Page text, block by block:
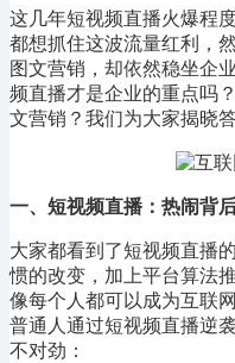
这几年短视频直播火爆程
都想抓住这波流量红利，
图文营销，却依然稳坐企
频直播才是企业的重点吗
文营销？我们为大家揭晓答
一、 短视频直播：热闹背
大家都看到了短视频直播
惯的改变，加上平台算法
像每个人都可以成为互联
普通人通过短视频直播逆
不对劲：